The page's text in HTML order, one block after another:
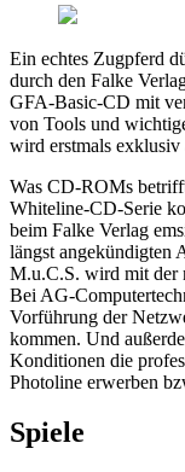
Ein echtes Zugpferd
durch den Falke
GFA-Basic-CD mit
von Tools und
wird erstmals exklusiv
Was CD-ROMs
Whiteline-CD-Serie
beim Falke Verlag
längst angekündigten
M.u.C.S. wird mit der
Bei AG-
Vorführung der
kommen. Und
Konditionen die
Photoline erwerben
Spiele